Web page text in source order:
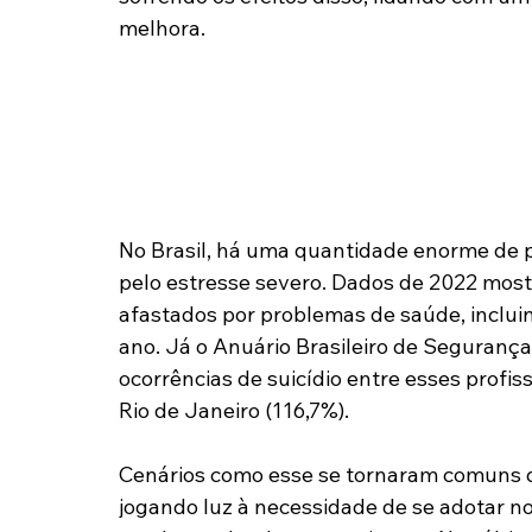
melhora.
No Brasil, há uma quantidade enorme
pelo estresse severo. Dados de 2022
afastados por problemas de saúde,
ano. Já o Anuário Brasileiro de
ocorrências de suicídio entre esses
Rio de Janeiro (116,7%).
Cenários como esse se tornaram
jogando luz à necessidade de se adotar